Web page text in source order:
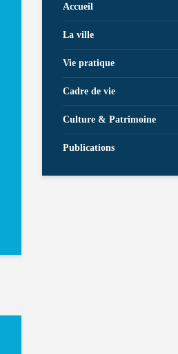
Accueil
La ville
Vie pratique
Cadre de vie
Culture & Patrimoine
Publications